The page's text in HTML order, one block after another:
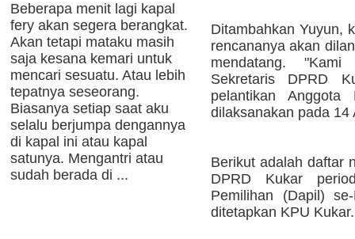
Beberapa menit lagi kapal
fery akan segera berangkat.
Akan tetapi mataku masih
saja kesana kemari untuk
mencari sesuatu. Atau lebih
tepatnya seseorang.
Biasanya setiap saat aku
selalu berjumpa dengannya
di kapal ini atau kapal
satunya. Mengantri atau
sudah berada di ...
Ditambahkan Yuyun,
rencananya akan
mendatang.
Sekretaris DPRD
pelantikan
dilaksanakan pada 14
Berikut adalah daftar
DPRD Kukar
Pemilihan (Dapil)
ditetapkan KPU